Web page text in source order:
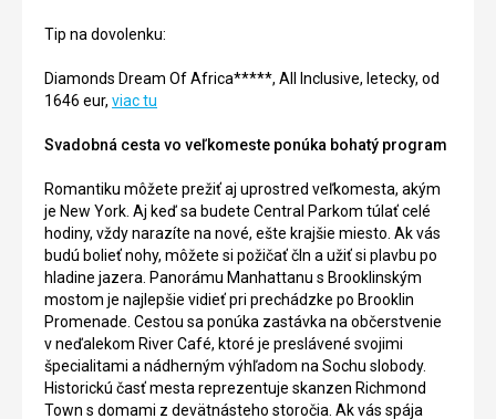
Tip na dovolenku:
Diamonds Dream Of Africa*****, All Inclusive, letecky, od
1646 eur, viac tu
Svadobná cesta vo veľkomeste ponúka bohatý program
Romantiku môžete prežiť aj uprostred veľkomesta, akým
je New York. Aj keď sa budete Central Parkom túlať celé
hodiny, vždy narazíte na nové, ešte krajšie miesto. Ak vás
budú bolieť nohy, môžete si požičať čln a užiť si plavbu po
hladine jazera. Panorámu Manhattanu s Brooklinským
mostom je najlepšie vidieť pri prechádzke po Brooklin
Promenade. Cestou sa ponúka zastávka na občerstvenie
v neďalekom River Café, ktoré je preslávené svojimi
špecialitami a nádherným výhľadom na Sochu slobody.
Historickú časť mesta reprezentuje skanzen Richmond
Town s domami z devätnásteho storočia. Ak vás spája